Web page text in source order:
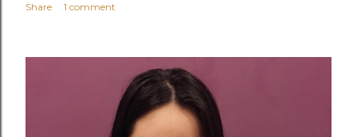
Share 1 comment